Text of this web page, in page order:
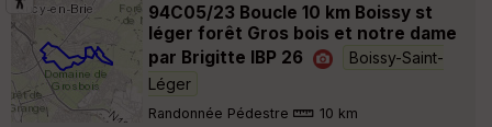
94C05/23 Boucle 10 km Boissy st
léger forêt Gros bois et notre dame
par Brigitte IBP 26
Boissy-Saint-
Léger
Randonnée Pédestre 10 km